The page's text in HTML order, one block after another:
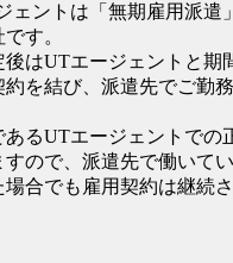
ェントは「無期雇用派遣
す。
後はUTエージェントと期
約を結び、派遣先でご勤
あるUTエージェントでの
すので、派遣先で働いて
合でも雇用契約は継続さ